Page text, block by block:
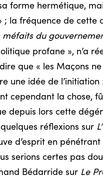
forme hermétique,
; la fréquence de
méfaits du
profane », n’a
que « les Maçons
une idée de
cependant la chose,
depuis lors cette
réflexions sur
d’esprit en
serions certes pas
Bédarride sur Le